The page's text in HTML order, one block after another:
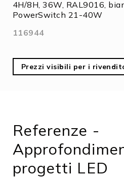
4H/8H, 36W, RAL9016,
PowerSwitch 21-40W
116944
Prezzi visibili per i
Referenze -
progetti LED